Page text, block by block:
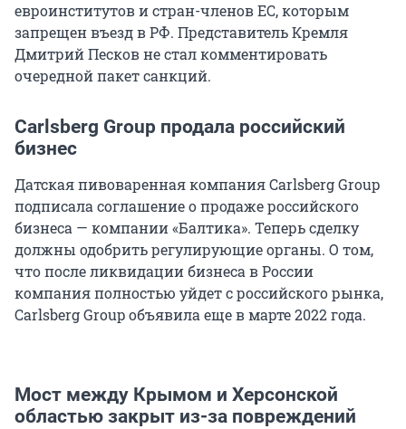
евроинститутов и стран-членов ЕС, которым
запрещен въезд в РФ. Представитель Кремля
Дмитрий Песков не стал комментировать
очередной пакет санкций.
Carlsberg Group продала российский
бизнес
Датская пивоваренная компания Carlsberg Group
подписала соглашение о продаже российского
бизнеса — компании «Балтика». Теперь сделку
должны одобрить регулирующие органы. О том,
что после ликвидации бизнеса в России
компания полностью уйдет с российского рынка,
Carlsberg Group объявила еще в марте 2022 года.
Мост между Крымом и Херсонской
областью закрыт из-за повреждений